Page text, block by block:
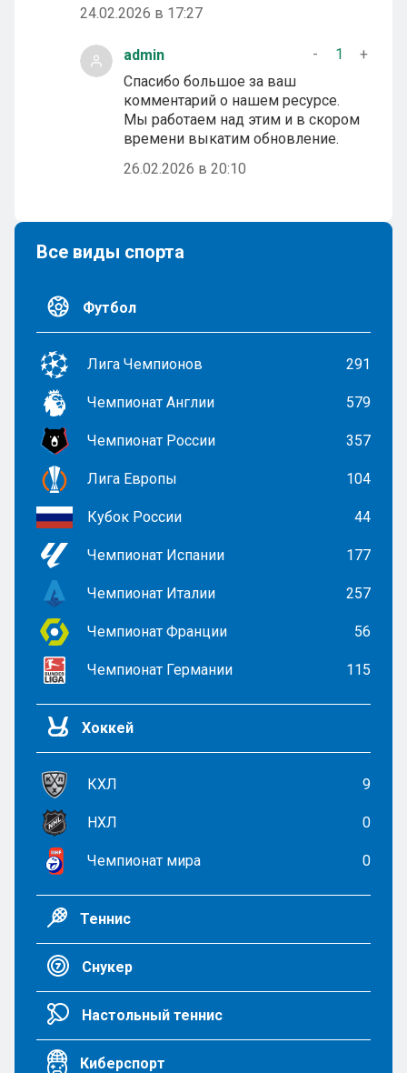
24.02.2026 в 17:27
admin - 1
+
Спасибо большое за ваш
комментарий о нашем ресурсе.
Мы работаем над этим и в скором
времени выкатим обновление.
26.02.2026 в 20:10
Все виды спорта
Футбол
Лига Чемпионов 291
Чемпионат Англии 579
Чемпионат России 357
Лига Европы 104
Кубок России 44
Чемпионат Испании 177
Чемпионат Италии 257
Чемпионат Франции 56
Чемпионат Германии 115
Хоккей
КХЛ 9
НХЛ 0
Чемпионат мира 0
Теннис
Снукер
Настольный теннис
Киберспорт